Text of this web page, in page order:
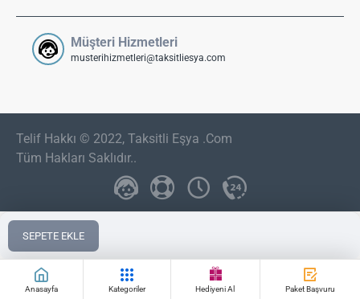
Anasayfa Kategoriler Hediyeni Al Paket Başvuru
SEPETE EKLE
Müşteri Hizmetleri
musterihizmetleri@taksitliesya.com
Telif Hakkı © 2022, Taksitli Eşya .Com
Tüm Hakları Saklıdır..